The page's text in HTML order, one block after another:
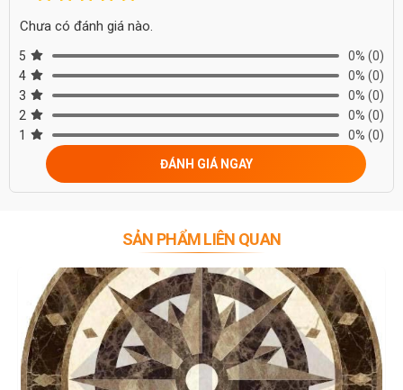
Chưa có đánh giá nào.
5 0% (0)
4
0% (0)
3
0% (0)
2
0% (0)
1
0% (0)
ĐÁNH GIÁ NGAY
SẢN PHẨM LIÊN QUAN